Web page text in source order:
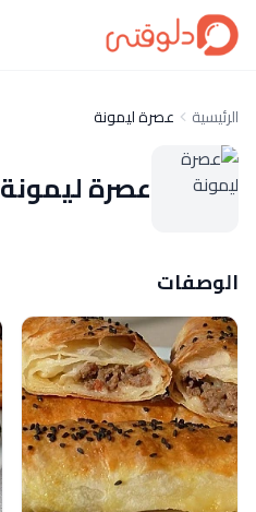
الرئيسية عصرة ليمونة
عصرة ليمونة
الوصفات